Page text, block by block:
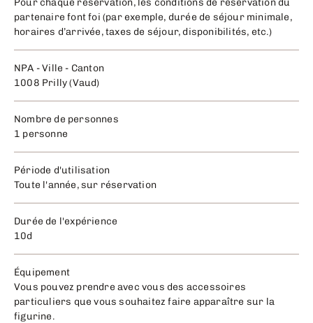
partenaire font foi (par exemple, durée de séjour minimale,
horaires d’arrivée, taxes de séjour, disponibilités, etc.)
NPA - Ville - Canton
1008 Prilly (Vaud)
Nombre de personnes
1 personne
Période d'utilisation
Toute l'année, sur réservation
Durée de l'expérience
10d
Équipement
Vous pouvez prendre avec vous des accessoires
particuliers que vous souhaitez faire apparaître sur la
figurine.